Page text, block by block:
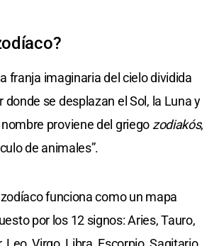
franja imaginaria del cielo dividida
donde se desplazan el Sol, la Luna y
proviene del griego zodiakós,
de animales”.
funciona como un mapa
por los 12 signos: Aries, Tauro,